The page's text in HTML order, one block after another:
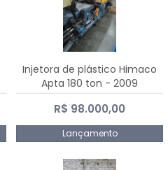
Injetora de plástico Himaco
Apta 180 ton - 2009
R$ 98.000,00
Lançamento